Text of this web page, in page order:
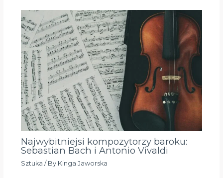
Najwybitniejsi kompozytorzy baroku:
Sebastian Bach i Antonio Vivaldi
Sztuka / By Kinga Jaworska